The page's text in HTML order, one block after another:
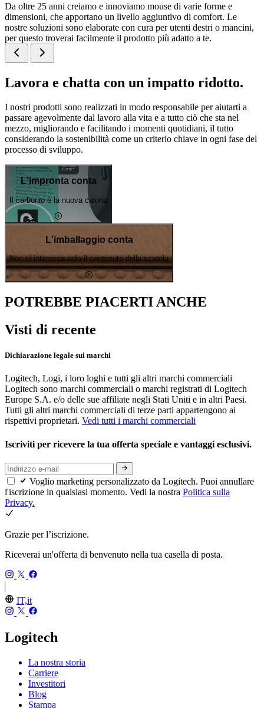
Da oltre 25 anni creiamo e innoviamo mouse di varie forme e
dimensioni, che apportano un livello aggiuntivo di comfort. Le
nostre soluzioni sono elaborate con cura per utenti destri o mancini,
per questo troverai facilmente il prodotto più adatto a te.
Lavora e chatta con un impatto ridotto.
I nostri prodotti sono realizzati in modo responsabile per aiutarti a
passare agevolmente dal lavoro alla vita e a tutto ciò che sta nel
mezzo, migliorando e facilitando i momenti quotidiani, il tutto
considerando la sostenibilità come un criterio chiave in ogni fase del
processo di sviluppo.
L'impronta conta
Il carbonio è la nuova caloria
L'imballaggio conta
Non ci interessa solo il contenuto della scatola
POTREBBE PIACERTI ANCHE
Visti di recente
Dichiarazione legale sui marchi
Logitech, Logi, i loro loghi e tutti gli altri marchi commerciali
Logitech sono marchi commerciali o marchi registrati di Logitech
Europe S.A. e/o delle sue affiliate negli Stati Uniti e in altri Paesi.
Tutti gli altri marchi commerciali di terze parti appartengono ai
rispettivi proprietari. Vedi tutti i marchi commerciali
Iscriviti per ricevere la tua offerta speciale e vantaggi esclusivi.
Voglio marketing personalizzato da Logitech. Puoi annullare
l'iscrizione in qualsiasi momento. Vedi la nostra Politica sulla
Privacy.
Grazie per l’iscrizione.
Riceverai un'offerta di benvenuto nella tua casella di posta.
IT,it
Logitech
La nostra storia
Carriere
Investitori
Blog
Stampa